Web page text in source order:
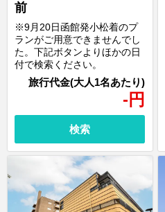
前
- 円
※9月20日函館発小松着のプ
ランがご用意できませんでし
た。下記ボタンよりほかの日
付で検索ください。
検索